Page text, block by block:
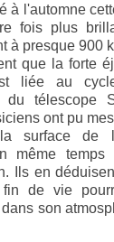
à l'automne
fois plus
à presque 900
que la forte
liée au
du télescope
ont pu
surface de
même temps
Ils en
de vie
son